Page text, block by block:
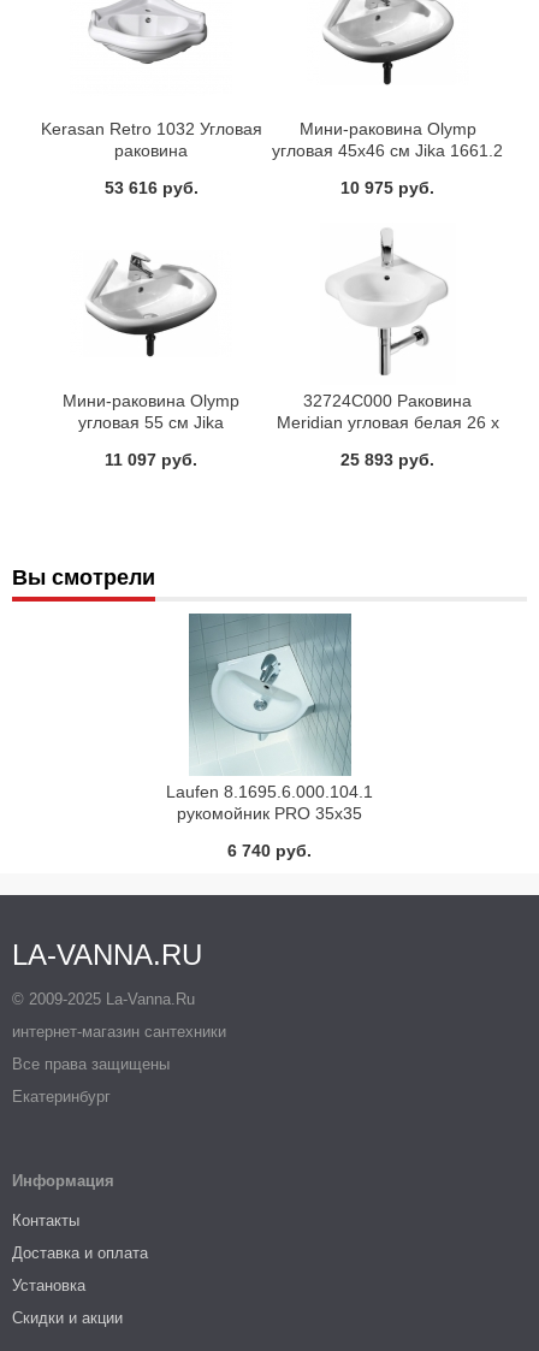
Kerasan Retro 1032 Угловая
раковина
53 616 руб.
Мини-раковина Olymp
угловая 45x46 см Jika 1661.2
10 975 руб.
Мини-раковина Olymp
угловая 55 см Jika
11 097 руб.
32724C000 Раковина
Meridian угловая белая 26 х
25 893 руб.
Вы смотрели
Laufen 8.1695.6.000.104.1
рукомойник PRO 35х35
6 740 руб.
LA-VANNA.RU
© 2009-2025 La-Vanna.Ru
интернет-магазин сантехники
Все права защищены
Екатеринбург
Информация
Контакты
Доставка и оплата
Установка
Скидки и акции